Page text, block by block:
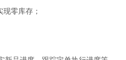
零库存；